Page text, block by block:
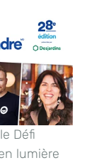
Défi
lumière